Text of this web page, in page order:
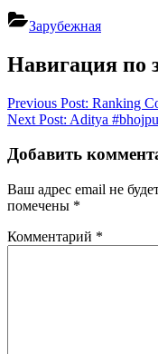
Зарубежная
Навигация по
Previous Post: Ranking
Next Post: Aditya
Добавить
Ваш адрес email не
помечены *
Комментарий *